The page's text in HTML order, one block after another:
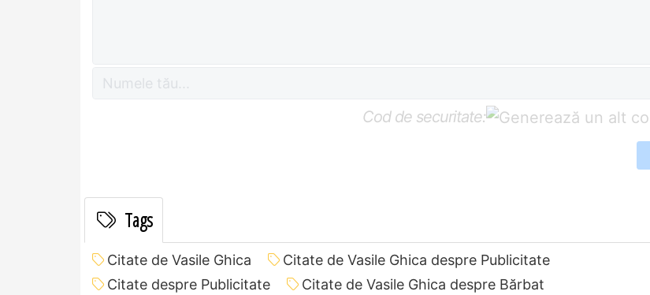
Cod de securitate:
Tags
Citate de Vasile Ghica
Citate de Vasile Ghica despre Publicitate
Citate despre Publicitate
Citate de Vasile Ghica despre Bărbat